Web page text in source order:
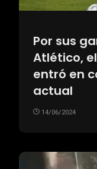
Por sus
Atlético,
entró en
actual
14/06/2024